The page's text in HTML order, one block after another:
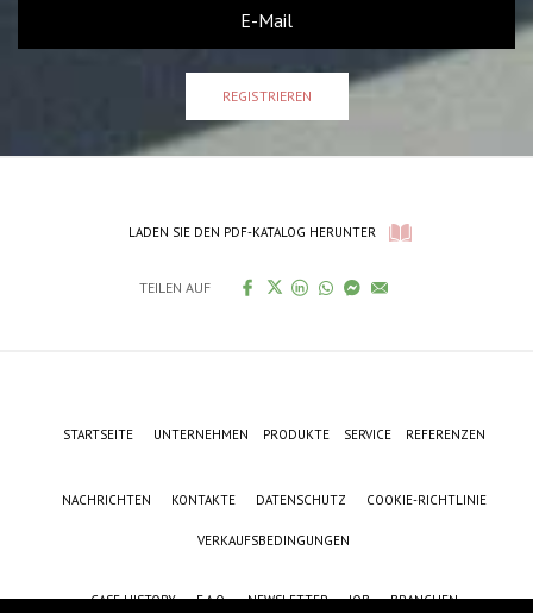
REGISTRIEREN
LADEN SIE DEN PDF-KATALOG HERUNTER
TEILEN AUF
STARTSEITE UNTERNEHMEN PRODUKTE SERVICE REFERENZEN
NACHRICHTEN KONTAKTE DATENSCHUTZ COOKIE-RICHTLINIE
VERKAUFSBEDINGUNGEN
CASE HISTORY F.A.Q. NEWSLETTER JOB BRANCHEN